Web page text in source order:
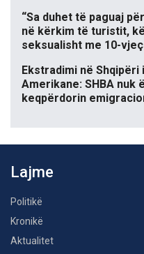
“Sa duhet të paguaj
në kërkim të turistit,
seksualisht me 10-
Ekstradimi në Shqipëri
Amerikane: SHBA nuk
keqpërdorin
Lajme
Politikë
Kronikë
Aktualitet